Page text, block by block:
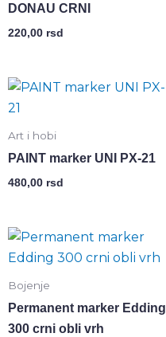
DONAU CRNI
220,00 rsd
Art i hobi
PAINT marker UNI PX-21
480,00 rsd
Bojenje
Permanent marker Edding
300 crni obli vrh